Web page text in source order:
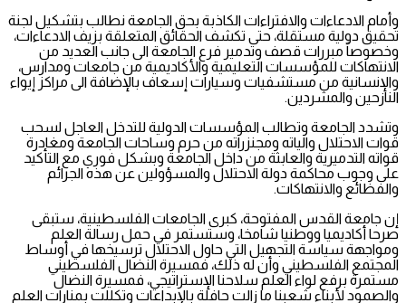
وأمام الادعاءات والافتراءات الكاذبة بحق الجامعة نطالب بتشكيل لجنة
تحقيق دولية مستقلة، حتى تكشف الحقائق المتعلقة بزيف الادعاءات،
وخصوصاً مبررات قصف وتدمير فرع الجامعة الى جانب العديد من
الانتهاكات للمؤسسات التعليمية والأكاديمية من جامعات ومدارس،
والإنسانية من مستشفيات وسيارات إسعاف بالإضافة الى مراكز إيواء
النازحين والمشردين.
وتشدد الجامعة وتطالب المؤسسات الدولية للتدخل العاجل لسحب
قوات الاحتلال والياته ومجنزراته من حرم وساحات الجامعة ومغادرة
قواته التدميرية والعابثة من داخل الجامعة وبشكل فوري مع التأكيد
على وجوب محاكمة دولة الاحتلال والمسؤولين عن هذه الجرائم
والفظائع والانتهاكات.
إن جامعة القدس المفتوحة، كبرى الجامعات الفلسطينية، ستبقى
صرحا أكاديميا ووطنيا شامخا، وستستمر في حمل رسالة العلم
ومواجهة سياسة التجهيل التي حاول الاحتلال ترسيخها في أوساط
المجتمع الفلسطيني وأن له ذلك، فمسيرة النضال الفلسطيني
مستمرة برفع لواء العلم سلاحنا الإستراتيجي، فمسيرة النضال
والصمود لأبناء شعبنا ما زالت حافلة بالإبداعات وتكللت بمنارات العلم